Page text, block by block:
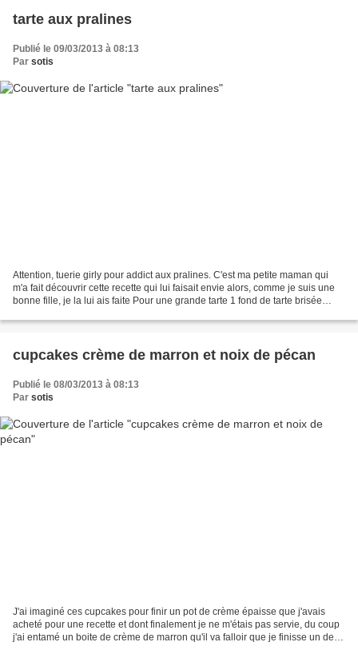
tarte aux pralines
Publié le 09/03/2013 à 08:13
Par sotis
Attention, tuerie girly pour addict aux pralines. C'est ma petite maman qui
m'a fait découvrir cette recette qui lui faisait envie alors, comme je suis une
bonne fille, je la lui ais faite Pour une grande tarte 1 fond de tarte brisée
cupcakes crème de marron et noix de pécan
Publié le 08/03/2013 à 08:13
Par sotis
J'ai imaginé ces cupcakes pour finir un pot de crème épaisse que j'avais
acheté pour une recette et dont finalement je ne m'étais pas servie, du coup
j'ai entamé un boite de crème de marron qu'il va falloir que je finisse un de